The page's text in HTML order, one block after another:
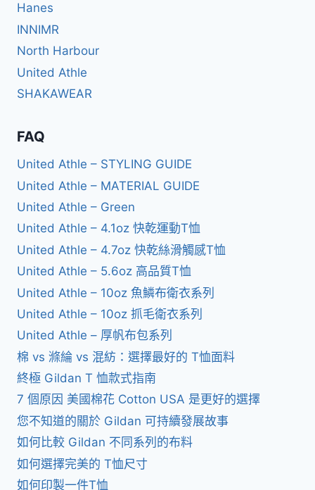
Hanes
INNIMR
North Harbour
United Athle
SHAKAWEAR
FAQ
United Athle – STYLING GUIDE
United Athle – MATERIAL GUIDE
United Athle – Green
United Athle – 4.1oz 快乾運動T恤
United Athle – 4.7oz 快乾絲滑觸感T恤
United Athle – 5.6oz 高品質T恤
United Athle – 10oz 魚鱗布衛衣系列
United Athle – 10oz 抓毛衛衣系列
United Athle – 厚帆布包系列
棉 vs 滌綸 vs 混紡：選擇最好的 T恤面料
終極 Gildan T 恤款式指南
7 個原因 美國棉花 Cotton USA 是更好的選擇
您不知道的關於 Gildan 可持續發展故事
如何比較 Gildan 不同系列的布料
如何選擇完美的 T恤尺寸
如何印製一件T恤